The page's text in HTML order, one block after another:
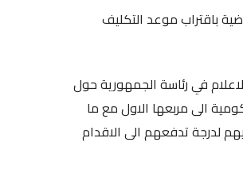
باقتراب موعد ‏التكليف
في رئاسة الجمهورية حول
الى مربعها الاول ‏مع ما
لدرجة تدفعهم الى الاقدام